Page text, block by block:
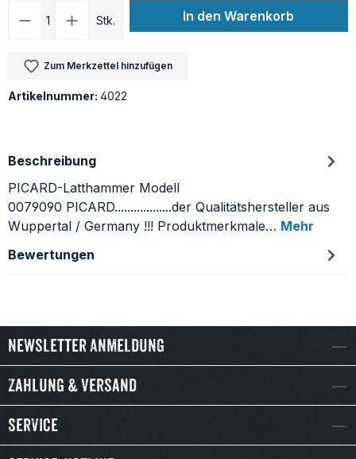
Produkt Anzahl: Gib den gewünschten
Stk. In den Warenkorb
Zum Merkzettel hinzufügen
Artikelnummer: 4022
Beschreibung
PICARD-Latthammer Modell
0079090 PICARD..................der Qualitätshersteller aus
Wuppertal / Germany !!! Produktmerkmale… Mehr
Bewertungen
Newsletter Anmeldung
Zahlung & Versand
Service